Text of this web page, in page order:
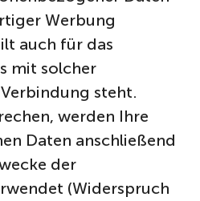
Werbung
auch für das
mit solcher
steht.
werden Ihre
Daten anschließend
der
(Widerspruch